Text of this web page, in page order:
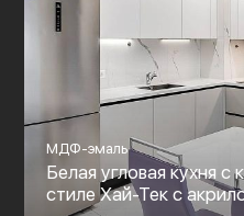
МДФ-эмаль
Белая угловая кухня
стиле Хай-Тек c